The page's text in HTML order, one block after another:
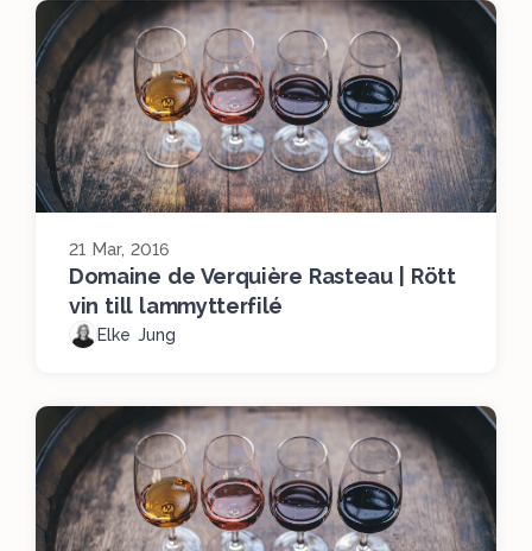
21 Mar, 2016
Domaine de Verquière Rasteau | Rött
vin till lammytterfilé
Elke Jung